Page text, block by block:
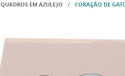
QUADROS EM AZULEJO CORAÇÃO DE